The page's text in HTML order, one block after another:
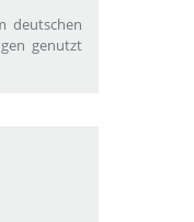
deutschen
genutzt